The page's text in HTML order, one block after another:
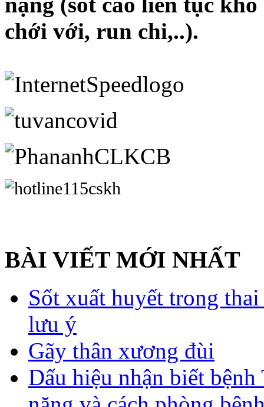
chới với, run chi,..).
BÀI VIẾT MỚI NHẤT
Sốt xuất huyết trong
lưu ý
Gãy thân xương đùi
Dấu hiệu nhận biết